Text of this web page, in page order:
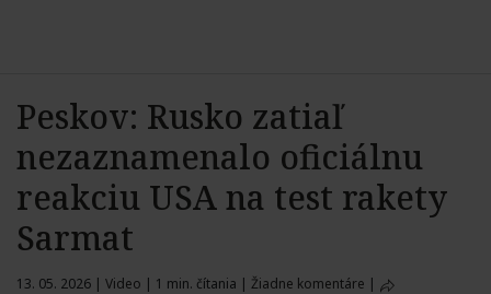
Peskov: Rusko zatiaľ
nezaznamenalo oficiálnu
reakciu USA na test rakety
Sarmat
13. 05. 2026 | Video | 1 min. čítania | Žiadne komentáre |